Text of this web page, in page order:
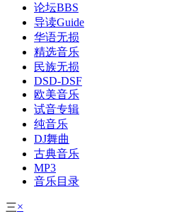
论坛BBS
导读Guide
华语无损
精选音乐
民族无损
DSD-DSF
欧美音乐
试音专辑
纯音乐
DJ舞曲
古典音乐
MP3
音乐目录
三×